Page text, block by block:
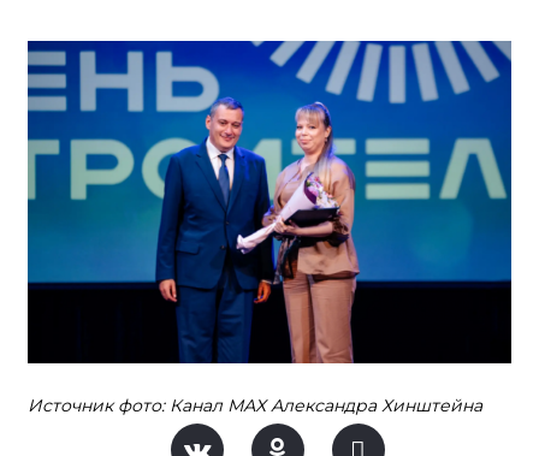
Источник фото: Канал МАХ Александра Хинштейна